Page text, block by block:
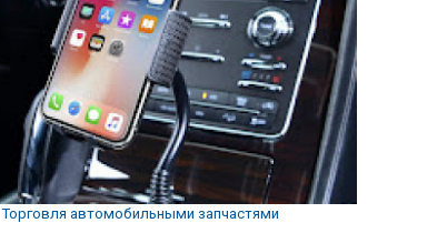
Торговля автомобильными запчастями